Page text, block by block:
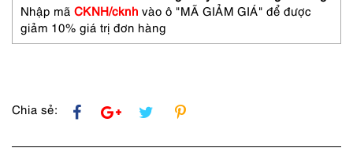
heels-
Khá
mới/
số
Nhập mã CKNH/cknh vào ô "MÃ GIẢM GIÁ" để được
giảm 10% giá trị đơn hàng
Chia sẻ: